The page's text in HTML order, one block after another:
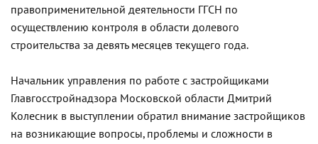
правоприменительной деятельности ГГСН по
осуществлению контроля в области долевого
строительства за девять месяцев текущего года.
Начальник управления по работе с застройщиками
Главгосстройнадзора Московской области Дмитрий
Колесник в выступлении обратил внимание застройщиков
на возникающие вопросы, проблемы и сложности в